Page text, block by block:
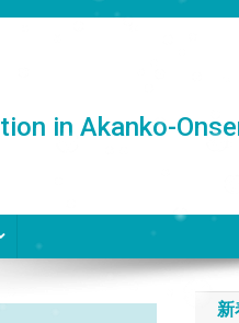
in Akanko-
新